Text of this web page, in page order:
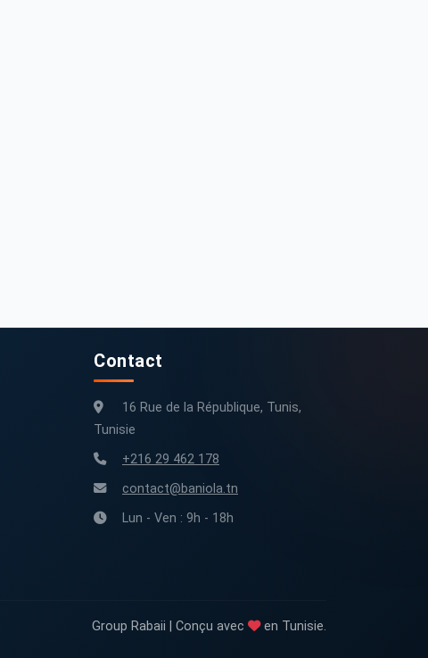
Contact
16 Rue de la République, Tunis,
Tunisie
+216 29 462 178
contact@baniola.tn
Lun - Ven : 9h - 18h
Group Rabaii | Conçu avec en Tunisie.